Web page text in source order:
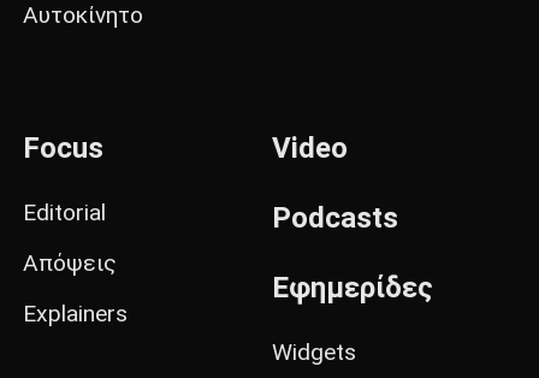
Αυτοκίνητο
Focus
Editorial
Απόψεις
Explainers
Video
Podcasts
Εφημερίδες
Widgets